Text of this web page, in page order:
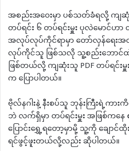
အစည်းအဝေးမှာ ပစ်သတ်ခံရလို့ ကျဆုံ
တပ်ရင်း ၆ တပ်ရင်းမှူး ပုလဲမောင်ဟာ
အလုပ်လုပ်ကိုင်ရာမှာ တော်လှန်ရေ
လုပ်ကိုင်သူ ဖြစ်သလို သူ့စည်းဘော
ဖြစ်တယ်လို့ ကျဆုံးသူ PDF တပ်ရင်း
က ပြောပါတယ်။
ဗိုလ်နဂါးနဲ့ နီးစပ်သူ ဘုန်းကြီးရဲ့က
ဘဲ လက်ရှိမှာ တပ်ရင်းမှူး အဖြစ်ကနေ
ပြောင်းရွှေ့ရတော့မှာမို့ သူ့ကို ချေ
ရင်ဖွင့်ဖူးတယ်လို့လည်း ဆိုပါတယ်။